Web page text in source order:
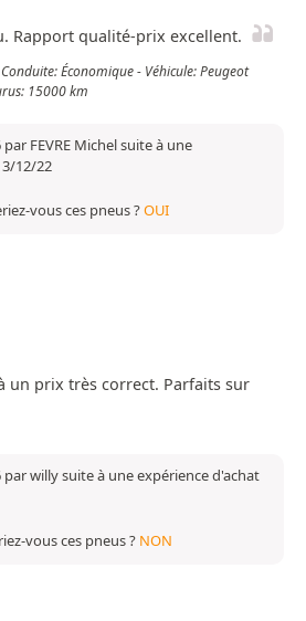
Rapport qualité-prix excellent.
Économique - Véhicule: Peugeot
15000 km
FEVRE Michel suite à une
12/22
vous ces pneus ?OUI
un prix très correct. Parfaits sur
willy suite à une expérience d'achat
vous ces pneus ? NON